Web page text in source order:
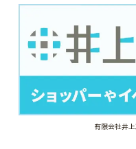
有限会社井